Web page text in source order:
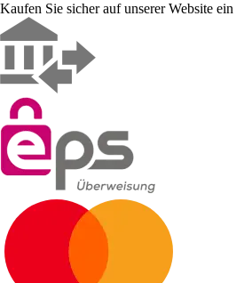
Kaufen Sie sicher auf unserer Website ein